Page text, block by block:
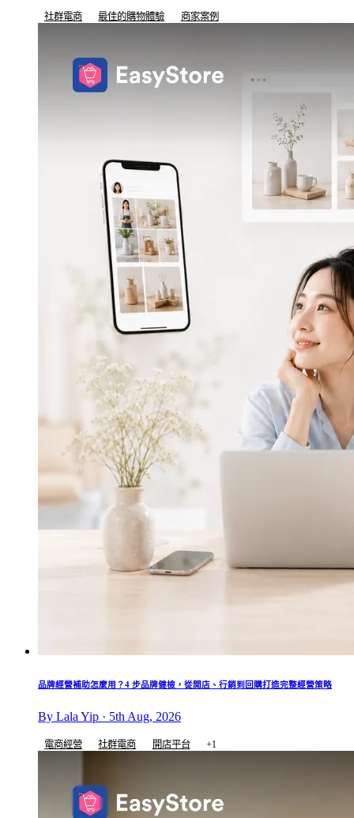
社群電商 最佳的購物體驗 商家案例
品牌經營補助怎麼用？4 步品牌健檢，從開店、行銷到回購打造完整經營策略
By Lala Yip · 5th Aug, 2026
電商經營 社群電商 開店平台 +1